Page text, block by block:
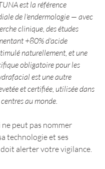
est la référence
de l'endermologie — avec
clinique, des études
+80% d'acide
naturellement, et une
obligatoire pour les
est une autre
et certifiée, utilisée dans
au monde.
peut pas nommer
technologie et ses
alerter votre vigilance.